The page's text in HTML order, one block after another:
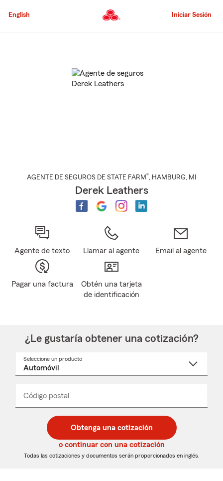
al
principal
English Iniciar Sesión
AGENTE DE SEGUROS DE STATE FARM®, HAMBURG, MI
Derek Leathers
Agente de texto Llamar al agente Email al agente
Pagar una factura
Obtén una tarjeta
de identificación
¿Le gustaría obtener una cotización?
Seleccione un producto
desplegable
Código postal
de
5
dígitos
de
5
dígitos
_____
Obtenga una cotización
o continuar con una cotización
Todas las cotizaciones y documentos serán proporcionados en inglés.